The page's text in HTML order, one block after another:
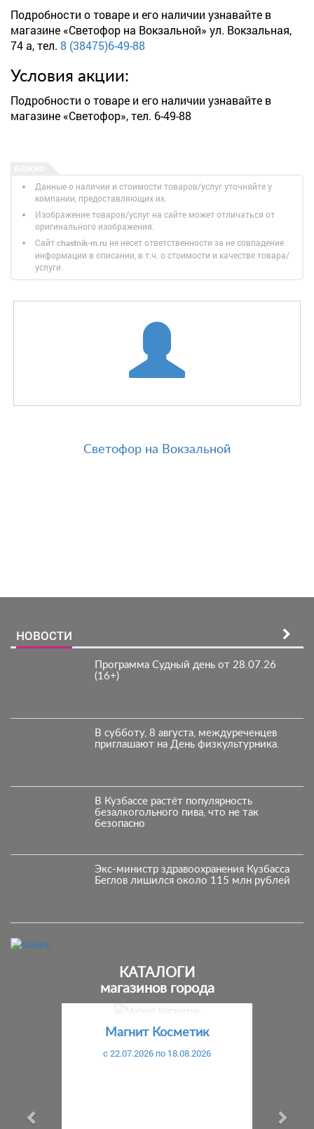
Подробности о товаре и его наличии узнавайте в
магазине «Светофор на Вокзальной» ул. Вокзальная,
74 а, тел. 8 (38475)6-49-88
Условия акции:
Подробности о товаре и его наличии узнавайте в
магазине «Светофор», тел. 6-49-88
Данные о наличии и стоимости товаров/услуг уточняйте у
компании, предоставляющих их.
Изображение товаров/услуг на сайте может отличаться от
оригинального изображения.
Сайт chastnik-m.ru не несет ответственности за не совпадение
информации в описании, в т.ч. о стоимости и качестве товара/
услуги.
Светофор на Вокзальной
НОВОСТИ
Программа Судный день от 28.07.26
(16+)
В субботу, 8 августа, междуреченцев
приглашают на День физкультурника.
В Кузбассе растёт популярность
безалкогольного пива, что не так
безопасно
Экс-министр здравоохранения Кузбасса
Беглов лишился около 115 млн рублей
КАТАЛОГИ
магазинов города
Магнит Косметик
c 22.07.2026 по 18.08.2026